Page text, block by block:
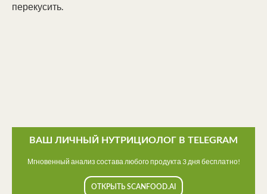
перекусить.
ВАШ ЛИЧНЫЙ НУТРИЦИОЛОГ В TELEGRAM
Мгновенный анализ состава любого продукта 3 дня бесплатно!
ОТКРЫТЬ SCANFOOD.AI